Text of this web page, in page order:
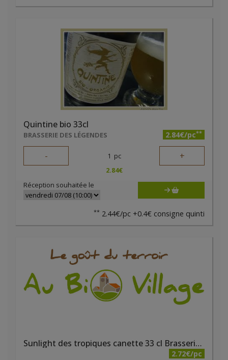
Quintine bio 33cl
BRASSERIE DES LÉGENDES 2.84€/pc**
- 1 pc +
2.84€
Réception souhaitée le
** 2.44€/pc +0.4€ consigne quinti
Sunlight des tropiques canette 33 cl Brasserie du Borinage
2.72€/pc